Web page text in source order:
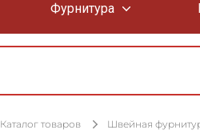
Фурнитура
Каталог товаров Швейная